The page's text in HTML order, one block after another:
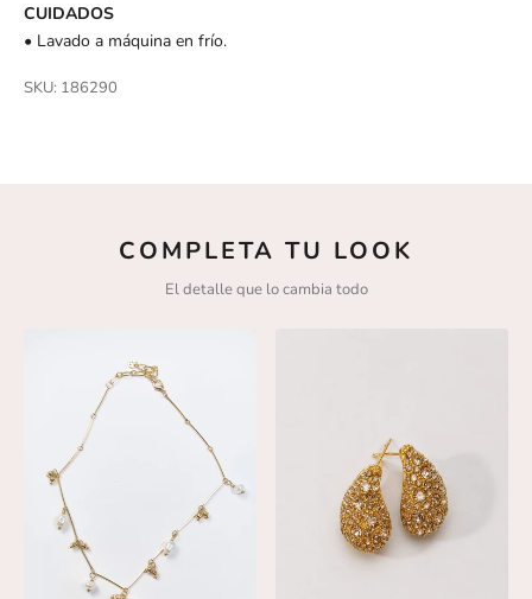
CUIDADOS
• Lavado a máquina en frío.
SKU: 186290
COMPLETA TU LOOK
El detalle que lo cambia todo